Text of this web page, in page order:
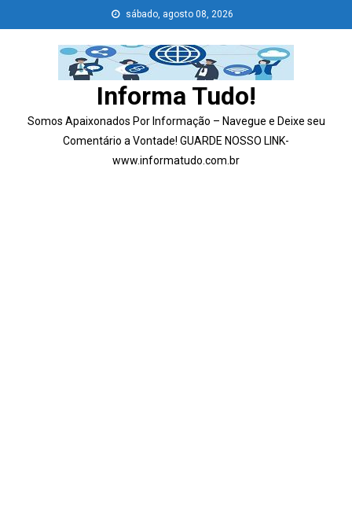
to
sábado, agosto 08, 2026
Informa Tudo!
Somos Apaixonados Por Informação – Navegue e Deixe seu
Comentário a Vontade! GUARDE NOSSO LINK-
www.informatudo.com.br